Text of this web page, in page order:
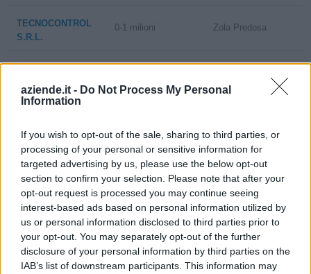
aziende.it - Do Not Process My Personal
Information
If you wish to opt-out of the sale, sharing to third parties, or
processing of your personal or sensitive information for
targeted advertising by us, please use the below opt-out
section to confirm your selection. Please note that after your
opt-out request is processed you may continue seeing
interest-based ads based on personal information utilized by
us or personal information disclosed to third parties prior to
your opt-out. You may separately opt-out of the further
disclosure of your personal information by third parties on the
IAB’s list of downstream participants. This information may
TECNOCONTROL
S.R.L.
0-1 milioni Zola Predosa
CONSORTILE A
BREVEMENTE
ANCHE TOMWARE
S.C.A R.L.
UMBERTO VALORI
& C. SRL
0-1 milioni
DATA PORT SRL 0-1 milioni Bientina